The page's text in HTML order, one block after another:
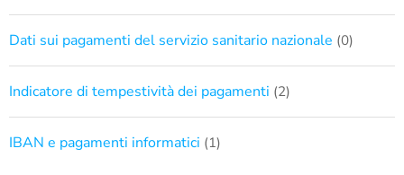
Dati sui pagamenti del servizio sanitario nazionale (0)
Indicatore di tempestività dei pagamenti (2)
IBAN e pagamenti informatici (1)